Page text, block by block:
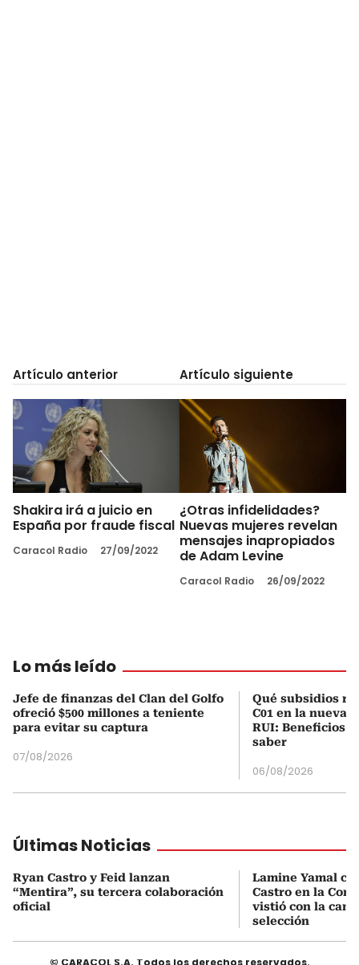
Artículo anterior
Shakira irá a juicio en
España por fraude fiscal
Caracol Radio 27/09/2022
Artículo siguiente
¿Otras infidelidades?
Nuevas mujeres revelan
mensajes inapropiados
de Adam Levine
Caracol Radio 26/09/2022
Lo más leído
Jefe de finanzas del Clan del Golfo
ofreció $500 millones a teniente
para evitar su captura
07/08/2026
Qué subsidios
C01 en la nueva
RUI: Beneficios
saber
06/08/2026
Últimas Noticias
Ryan Castro y Feid lanzan
“Mentira”, su tercera colaboración
oficial
Lamine Yamal
Castro en la
vistió con la
selección
© CARACOL S.A. Todos los derechos reservados.